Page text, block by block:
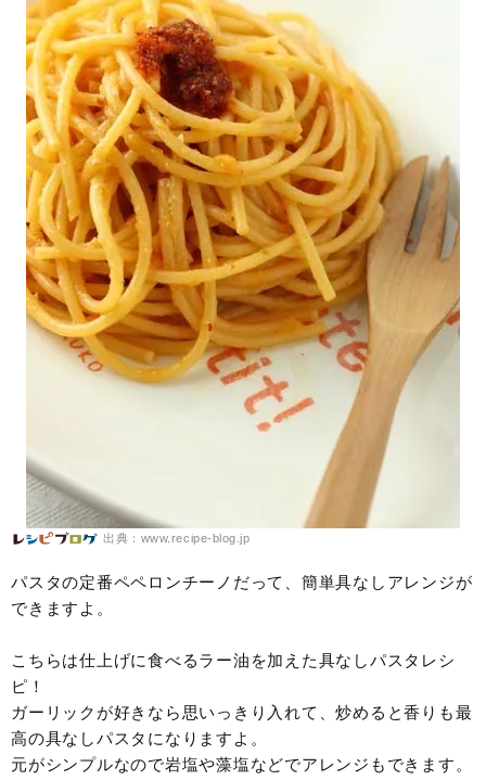
出典：www.recipe-blog.jp
パスタの定番ペペロンチーノだって、簡単具なしアレンジが
できますよ。
こちらは仕上げに食べるラー油を加えた具なしパスタレシ
ピ！
ガーリックが好きなら思いっきり入れて、炒めると香りも最
高の具なしパスタになりますよ。
元がシンプルなので岩塩や藻塩などでアレンジもできます。